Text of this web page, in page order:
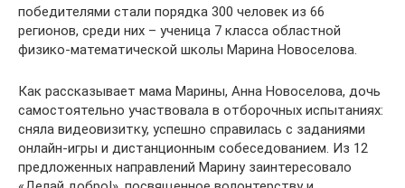
победителями стали порядка 300 человек из 66
регионов, среди них – ученица 7 класса областной
физико-математической школы Марина Новоселова.
Как рассказывает мама Марины, Анна Новоселова, дочь
самостоятельно участвовала в отборочных испытаниях:
сняла видеовизитку, успешно справилась с заданиями
онлайн-игры и дистанционным собеседованием. Из 12
предложенных направлений Марину заинтересовало